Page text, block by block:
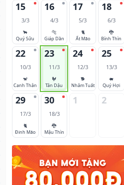
15
3/3
🐂
Quý Sửu
16
4/3
🐅
Giáp Dần
17
5/3
🐈
Ất Mão
18
6/3
🐉
Bính Thìn
22
10/3
🐒
Canh Thân
23
11/3
🐓
Tân Dậu
24
12/3
🐕
Nhâm Tuất
25
13/3
🐖
Quý Hợi
29
17/3
🐈
Đinh Mão
30
18/3
🐉
Mậu Thìn
1 2